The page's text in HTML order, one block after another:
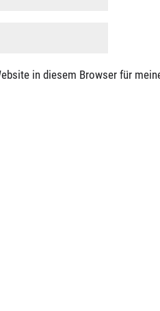
in diesem Browser für